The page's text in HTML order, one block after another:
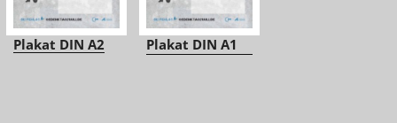
Plakat DIN A2 Plakat DIN A1